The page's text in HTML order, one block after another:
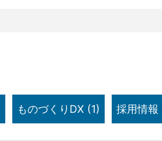
ものづくりDX (1) 採用情報